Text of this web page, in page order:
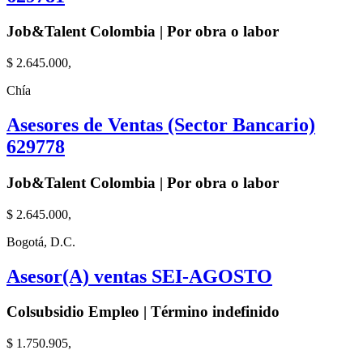
Job&Talent Colombia | Por obra o labor
$ 2.645.000,
Chía
Asesores de Ventas (Sector Bancario)
629778
Job&Talent Colombia | Por obra o labor
$ 2.645.000,
Bogotá, D.C.
Asesor(A) ventas SEI-AGOSTO
Colsubsidio Empleo | Término indefinido
$ 1.750.905,